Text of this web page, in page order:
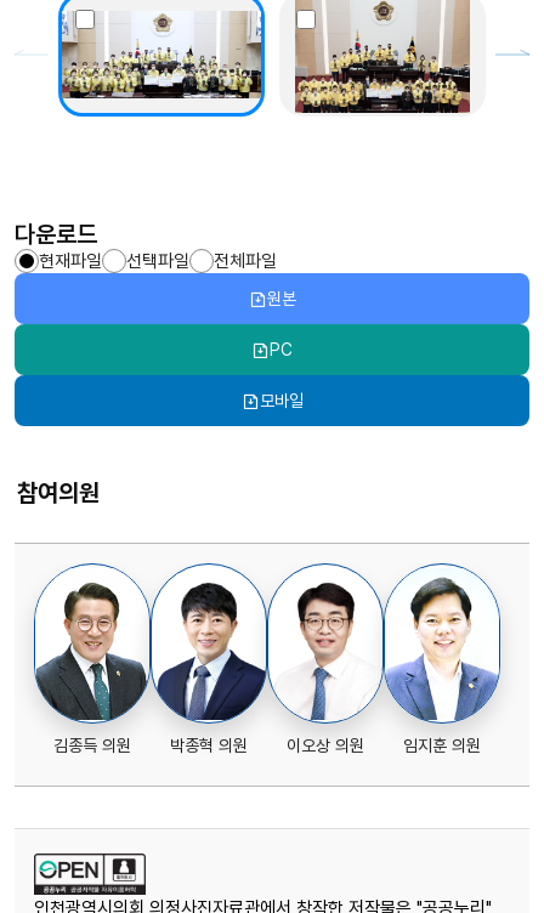
다운로드
현재파일 선택파일 전체파일
원본
PC
모바일
참여의원
김종득 의원 박종혁 의원 이오상 의원 임지훈 의원
인천광역시의회 의정사진자료관에서 창작한 저작물은 "공공누리"